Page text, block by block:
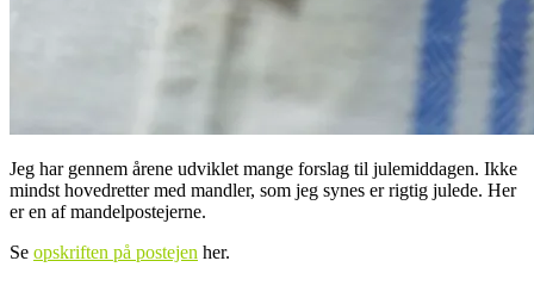
Jeg har gennem årene udviklet mange forslag til julemiddagen. Ikke
mindst hovedretter med mandler, som jeg synes er rigtig julede. Her
er en af mandelpostejerne.
Se opskriften på postejen her.